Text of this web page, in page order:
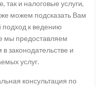
так и налоговые услуги,
можем подсказать Вам
к ведению
мы предоставляем
законодательстве и
услуг.
консультация по